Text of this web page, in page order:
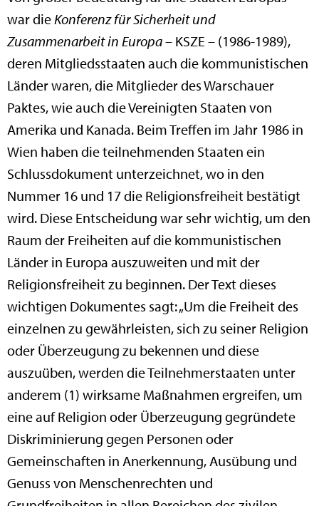
war die Konferenz für Sicherheit und
Zusammenarbeit in Europa– KSZE – (1986-1989),
deren Mitgliedsstaaten auch die kommunistischen
Länder waren, die Mitglieder des Warschauer
Paktes, wie auch die Vereinigten Staaten von
Amerika und Kanada. Beim Treffen im Jahr 1986 in
Wien haben die teilnehmenden Staaten ein
Schlussdokument unterzeichnet, wo in den
Nummer 16 und 17 die Religionsfreiheit bestätigt
wird. Diese Entscheidung war sehr wichtig, um den
Raum der Freiheiten auf die kommunistischen
Länder in Europa auszuweiten und mit der
Religionsfreiheit zu beginnen. Der Text dieses
wichtigen Dokumentes sagt: „Um die Freiheit des
einzelnen zu gewährleisten, sich zu seiner Religion
oder Überzeugung zu bekennen und diese
auszuüben, werden die Teilnehmerstaaten unter
anderem (1) wirksame Maßnahmen ergreifen, um
eine auf Religion oder Überzeugung gegründete
Diskriminierung gegen Personen oder
Gemeinschaften in Anerkennung, Ausübung und
Genuss von Menschenrechten und